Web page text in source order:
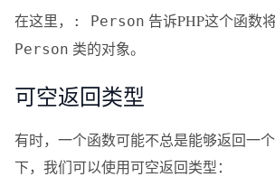
在这里， : Person 告诉PHP这个函数
Person 类的对象。
可空返回类型
有时，一个函数可能不总是能够返回一
下，我们可以使用可空返回类型：